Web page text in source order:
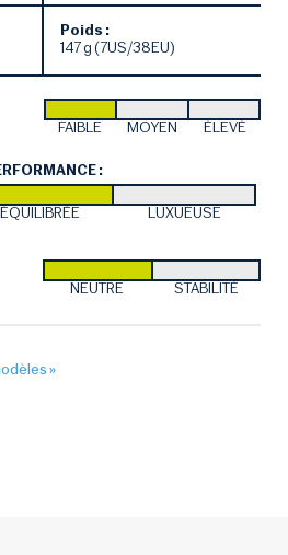
Poids :
147 g (7US/38EU)
FAIBLE
MOYEN ÉLEVÉ
:
ÉQUILIBRÉE LUXUEUSE
NEUTRE
STABILITÉ
»